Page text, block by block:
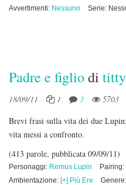
Avvertimenti: Nessuno Serie:
Padre e figliodi
18/09/11 1 3 5703
Brevi frasi sulla vita dei due
vita messi a confronto.
(413 parole, pubblicata 09/09/11)
Personaggi: Remus Lupin Pairing:
Ambientazione: [+] Più Ere Genere: